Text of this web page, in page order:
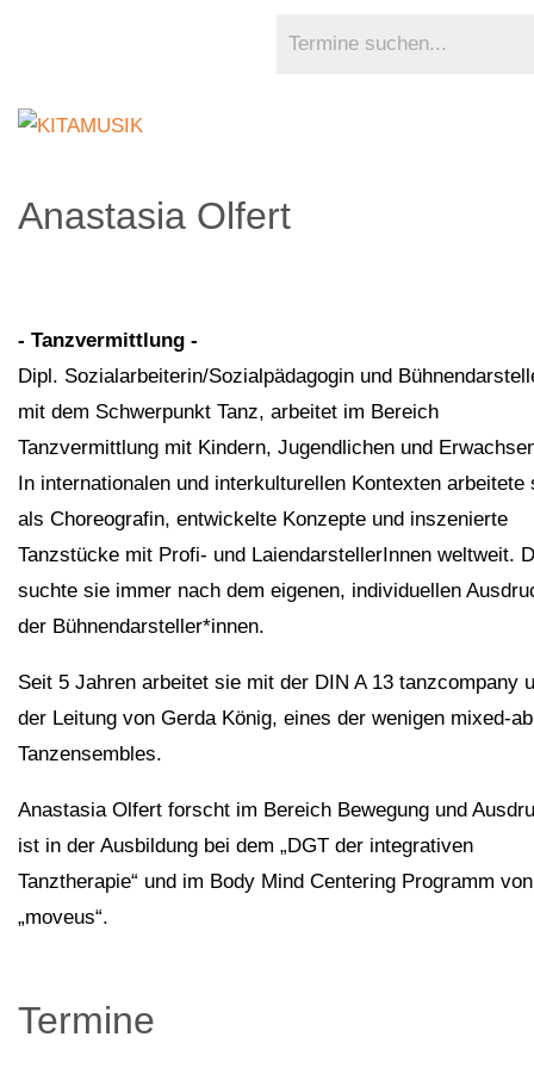
Anastasia Olfert
- Tanzvermittlung -
Dipl. Sozialarbeiterin/Sozialpädagogin und
mit dem Schwerpunkt Tanz, arbeitet im Bereich
Tanzvermittlung mit Kindern, Jugendlichen und
In internationalen und interkulturellen Kontexten arbeitete
als Choreografin, entwickelte Konzepte und inszenierte
Tanzstücke mit Profi- und LaiendarstellerInnen weltweit.
suchte sie immer nach dem eigenen, individuellen
der Bühnendarsteller*innen.
Seit 5 Jahren arbeitet sie mit der DIN A 13 tanzcompany
der Leitung von Gerda König, eines der wenigen mixed-
Tanzensembles.
Anastasia Olfert forscht im Bereich Bewegung und
ist in der Ausbildung bei dem „DGT der integrativen
Tanztherapie“ und im Body Mind Centering Programm von
„moveus“.
Termine